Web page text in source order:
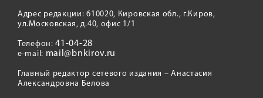
Адрес редакции: 610020, Кировская обл., г.Киров,
ул.Московская, д.40, офис 1/1
Телефон:41-04-28
e-mail: mail@bnkirov.ru
Главный редактор сетевого издания – Анастасия
Александровна Белова